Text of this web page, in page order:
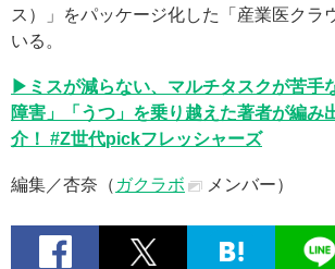
ス）」をパッケージ化した「産業医クラ
いる。
▶ミスが減らない、マルチタスクが苦手
障害」「うつ」を乗り越えた著者が編み
介！ #Z世代pickフレッシャーズ
編集／杏奈（ ガクラボ メンバー）